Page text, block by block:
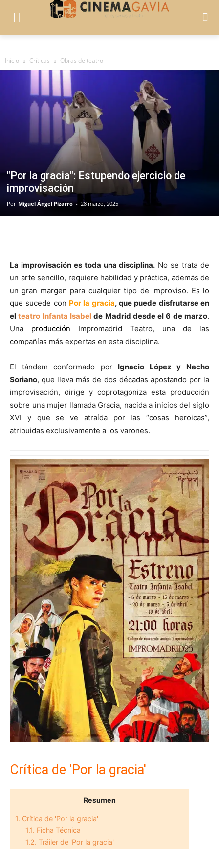
Inicio Críticas Obras de teatro
"Por la gracia": Estupendo ejercicio de
improvisación
Por Miguel Ángel Pizarro - 28 marzo, 2025
La improvisación es toda una disciplina. No se trata de
un arte sencillo, requiere habilidad y práctica, además de
un gran margen para cualquier tipo de improviso. Es lo
que sucede con Por la gracia, que puede disfrutarse en
elteatro Infanta Isabelde Madrid desde el 6 de marzo.
Una producción Impromadrid Teatro, una de las
compañías más expertas en esta disciplina.
El tándem conformado por Ignacio López y Nacho
Soriano, que lleva más de dos décadas apostando por la
improvisación, dirige y coprotagoniza esta producción
sobre una mujer llamada Gracia, nacida a inicios del siglo
XVI y que se ve atraída por las “cosas heroicas”,
atribuidas exclusivamente a los varones.
Crítica de 'Por la gracia'
Resumen
1. Crítica de 'Por la gracia'
1.1. Ficha Técnica
1.2. Tráiler de 'Por la gracia'